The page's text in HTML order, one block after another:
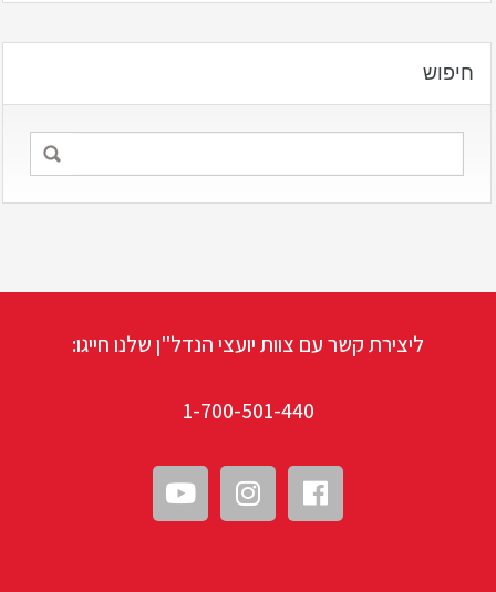
חיפוש
ליצירת קשר עם צוות יועצי הנדל"ן שלנו חייגו:
1-700-501-440